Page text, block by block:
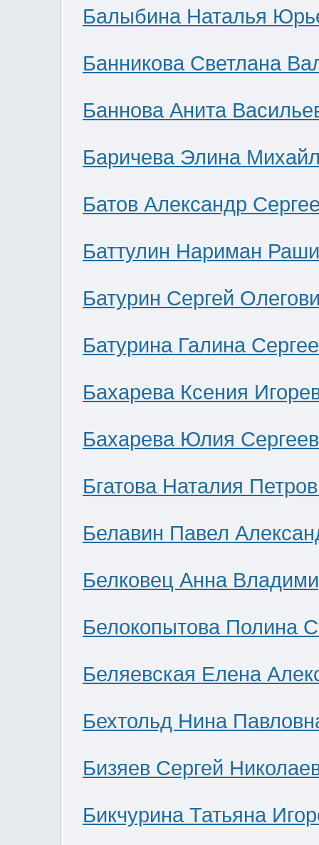
Балыбина Наталья
Банникова Светлана
Баннова Анита
Баричева Элина
Батов Александр
Баттулин Нариман
Батурин Сергей
Батурина Галина
Бахарева Ксения
Бахарева Юлия
Бгатова Наталия
Белавин Павел
Белковец Анна
Белокопытова Полина
Беляевская Елена
Бехтольд Нина
Бизяев Сергей
Бикчурина Татьяна